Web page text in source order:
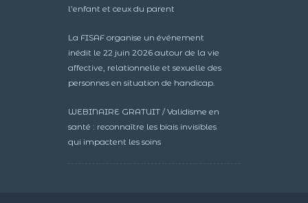
l’enfant et ceux du parent
La FISAF organise un événement
inédit le 22 juin 2026 autour de la vie
affective, relationnelle et sexuelle des
personnes en situation de handicap.
WEBINAIRE GRATUIT / Validisme en
santé : reconnaître les biais invisibles
qui impactent les soins